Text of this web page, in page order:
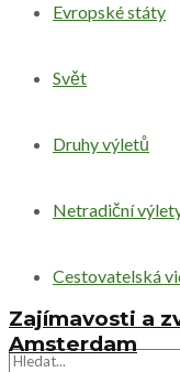
Evropské státy
Svět
Druhy výletů
Netradiční
Cestovatelská
Zajímavosti a
Amsterdam